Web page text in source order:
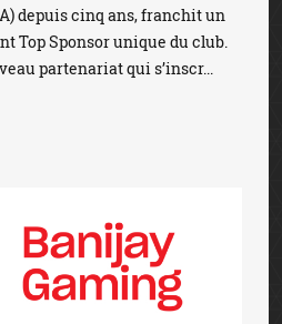
depuis cinq ans, franchit un
Top Sponsor unique du club.
partenariat qui s’inscr...